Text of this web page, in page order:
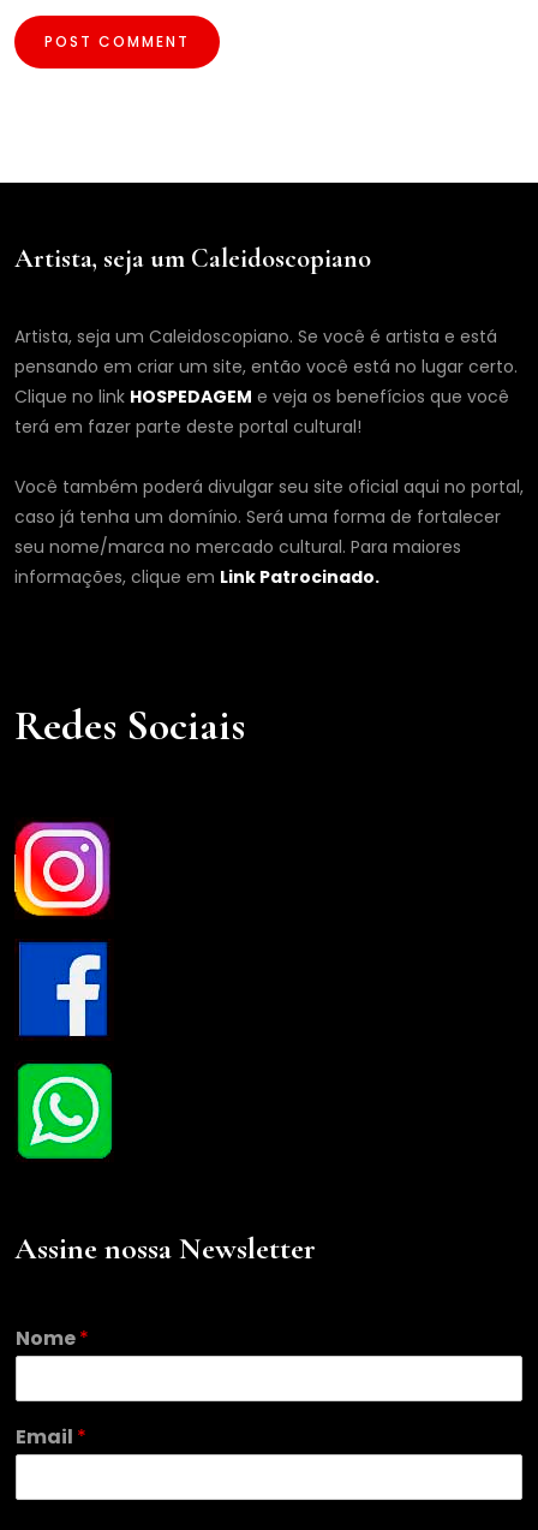
Artista, seja um Caleidoscopiano
Artista, seja um Caleidoscopiano. Se você é artista e está
pensando em criar um site, então você está no lugar certo.
Clique no link HOSPEDAGEM e veja os benefícios que você
terá em fazer parte deste portal cultural!
Você também poderá divulgar seu site oficial aqui no portal,
caso já tenha um domínio. Será uma forma de fortalecer
seu nome/marca no mercado cultural. Para maiores
informações, clique em Link Patrocinado.
Redes Sociais
Assine nossa Newsletter
Nome*
E
m
i
Email *